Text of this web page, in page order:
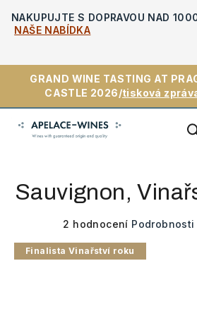
na
obsah
NAKUPUJTE S DOPRAVOU NAD
NAŠE NABÍDKA
GRAND WINE TASTING AT
CASTLE 2026/tisková
Sauvignon,
Průměrné
produktu
2 hodnocení
Finalista Vinařství roku